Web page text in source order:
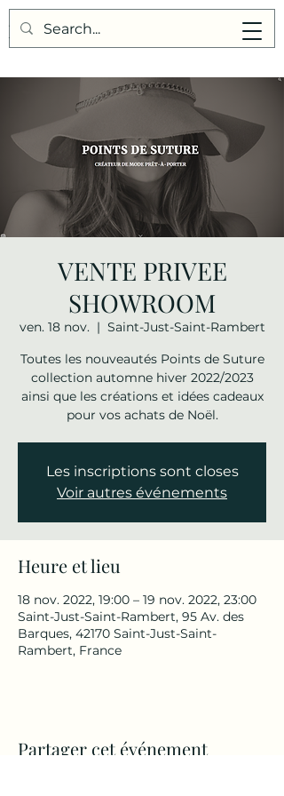
Points de Suture
VENTE PRIVEE
SHOWROOM
ven. 18 nov.
  |
Saint-Just-Saint-Rambert
Toutes les nouveautés Points de Suture
collection automne hiver 2022/2023
ainsi que les créations et idées cadeaux
pour vos achats de Noël.
Les inscriptions sont closes
Voir autres événements
Heure et lieu
18 nov. 2022, 19:00 – 19 nov. 2022, 23:00
Saint-Just-Saint-Rambert, 95 Av. des
Barques, 42170 Saint-Just-Saint-
Rambert, France
Partager cet événement